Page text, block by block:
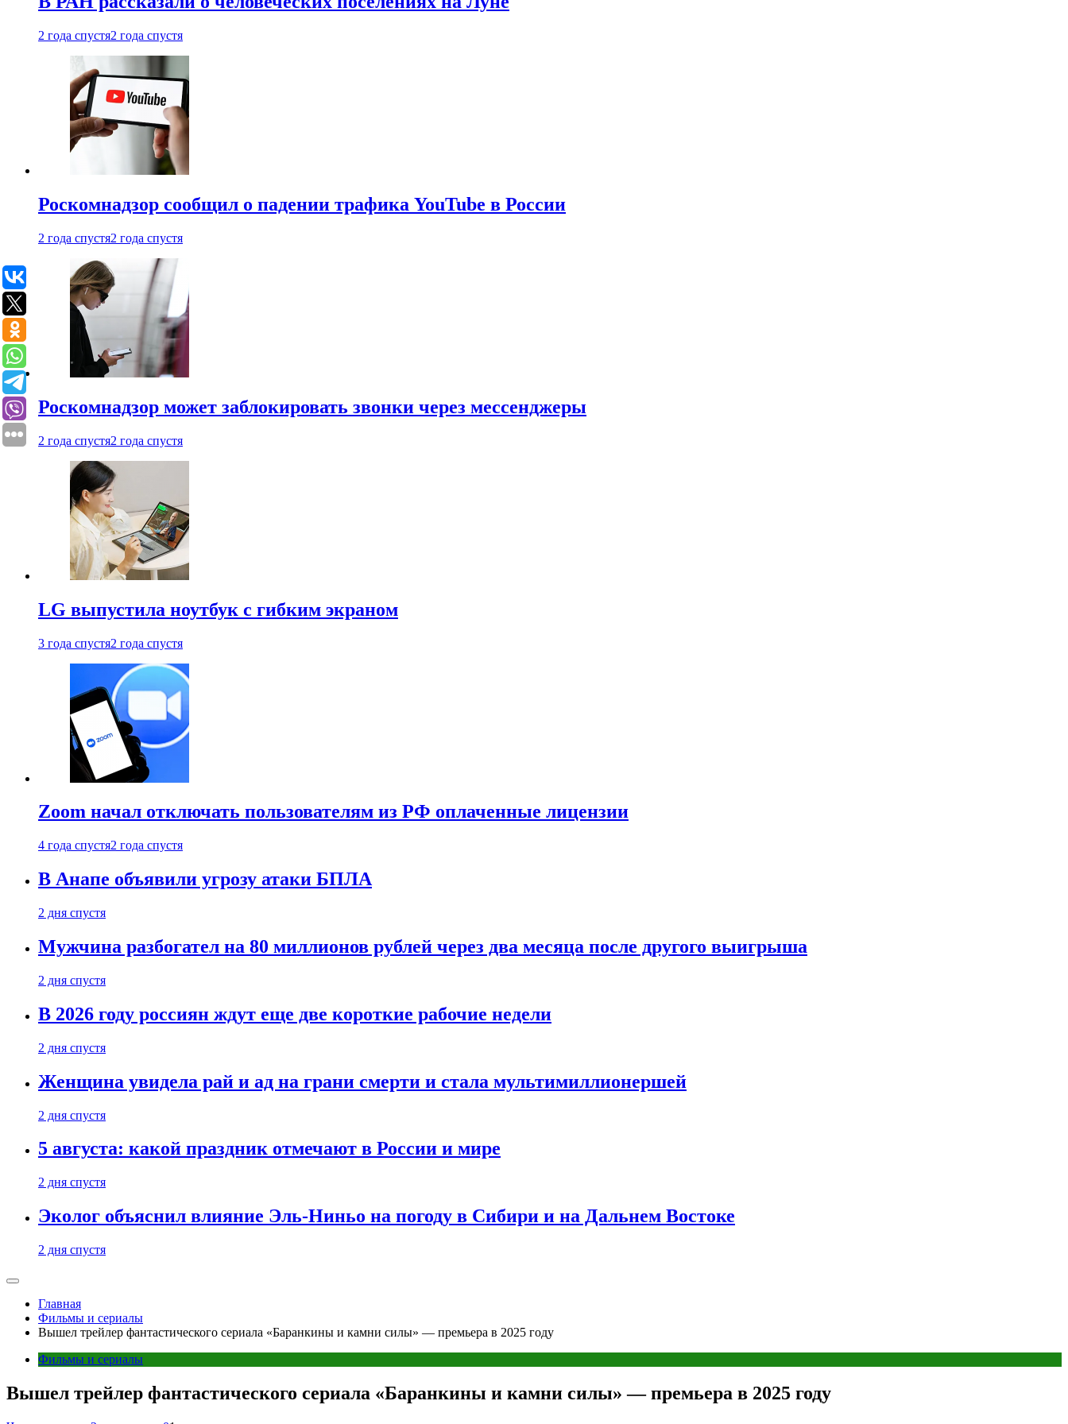
2 года спустя2 года спустя
Роскомнадзор сообщил о падении трафика YouTube в России
2 года спустя2 года спустя
Роскомнадзор может заблокировать звонки через мессенджеры
2 года спустя2 года спустя
LG выпустила ноутбук с гибким экраном
3 года спустя2 года спустя
Zoom начал отключать пользователям из РФ оплаченные лицензии
4 года спустя2 года спустя
В Анапе объявили угрозу атаки БПЛА
2 дня спустя
Мужчина разбогател на 80 миллионов рублей через два месяца после другого выигрыша
2 дня спустя
В 2026 году россиян ждут еще две короткие рабочие недели
2 дня спустя
Женщина увидела рай и ад на грани смерти и стала мультимиллионершей
2 дня спустя
5 августа: какой праздник отмечают в России и мире
2 дня спустя
Эколог объяснил влияние Эль-Ниньо на погоду в Сибири и на Дальнем Востоке
2 дня спустя
Главная
Фильмы и сериалы
Вышел трейлер фантастического сериала «Баранкины и камни силы» — премьера в 2025 году
Фильмы и сериалы
Вышел трейлер фантастического сериала «Баранкины и камни силы» — премьера в 2025 году